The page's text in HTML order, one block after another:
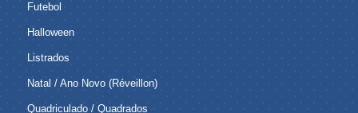
Futebol
Halloween
Listrados
Natal / Ano Novo (Réveillon)
Quadriculado / Quadrados